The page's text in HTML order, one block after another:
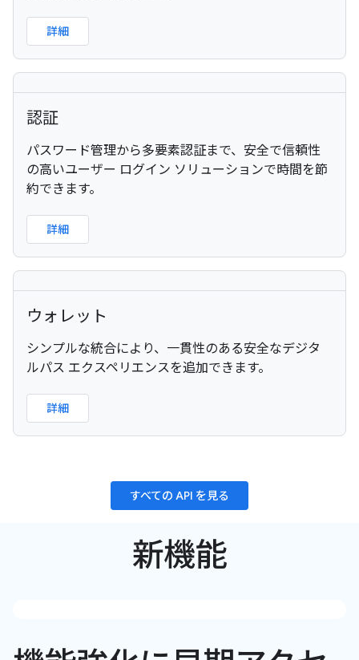
詳細
認証
パスワード管理から多要素認証まで、安全で信頼性
の高いユーザー ログイン ソリューションで時間を節
約できます。
詳細
ウォレット
シンプルな統合により、一貫性のある安全なデジタ
ルパス エクスペリエンスを追加できます。
詳細
すべての API を見る
新機能